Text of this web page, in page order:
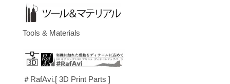
Tools & Materials
＃RafAvi.[ 3D Print Parts ]